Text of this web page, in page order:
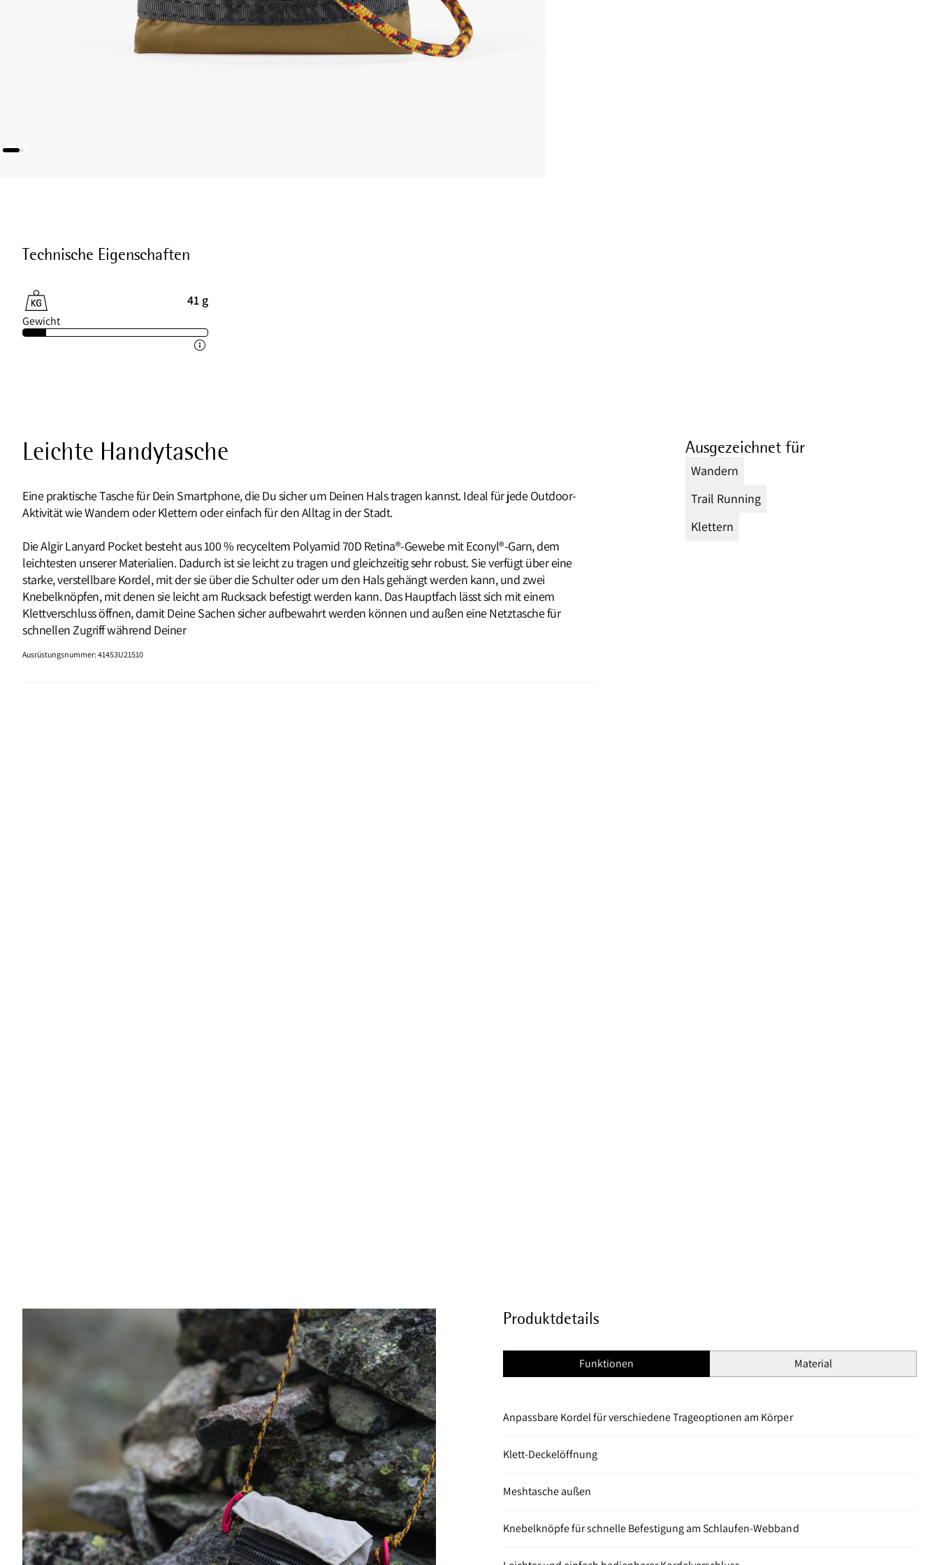
Technische Eigenschaften
41 g
Gewicht
Leichte Handytasche
Eine praktische Tasche für Dein Smartphone, die Du sicher um Deinen Hals tragen kannst. Ideal für jede Outdoor-
Aktivität wie Wandern oder Klettern oder einfach für den Alltag in der Stadt.
Die Algir Lanyard Pocket besteht aus 100 % recyceltem Polyamid 70D Retina®-Gewebe mit Econyl®-Garn, dem
leichtesten unserer Materialien. Dadurch ist sie leicht zu tragen und gleichzeitig sehr robust. Sie verfügt über eine
starke, verstellbare Kordel, mit der sie über die Schulter oder um den Hals gehängt werden kann, und zwei
Knebelknöpfen, mit denen sie leicht am Rucksack befestigt werden kann. Das Hauptfach lässt sich mit einem
Klettverschluss öffnen, damit Deine Sachen sicher aufbewahrt werden können und außen eine Netztasche für
schnellen Zugriff während Deiner
Ausrüstungsnummer:41453U21510
Ausgezeichnet für
Wandern
Trail Running
Klettern
Produktdetails
Funktionen Material
Anpassbare Kordel für verschiedene Trageoptionen am Körper
Klett-Deckelöffnung
Meshtasche außen
Knebelknöpfe für schnelle Befestigung am Schlaufen-Webband